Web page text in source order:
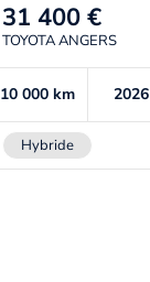
31 400 €
TOYOTA ANGERS
10 000km 2026
Hybride